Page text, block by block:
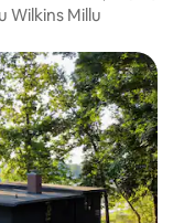
Wilkins Millu
gosti”